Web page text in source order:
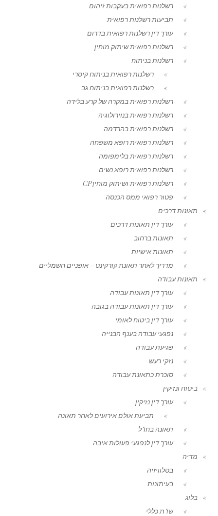
רשלנות רפואית בעקבות זיהום
תביעות רשלנות רפואית
עורך דין רשלנות רפואית בדרום
רשלנות רפואית שיתוק מוחין
רשלנות בניתוח
רשלנות רפואית בניתוח קיסרי
רשלנות רפואית בניתוח גב
רשלנות רפואית במקרה של קרע בלידה
רשלנות רפואית בנוירולוגיה
רשלנות רפואית בהרדמה
רשלנות רפואית רופא משפחה
רשלנות רפואית בלימפומה
רשלנות רפואית רופא נשים
רשלנות רפואית ושיתוק מוחין CP
פטור רפואי ממס הכנסה
תאונות דרכים
עורך דין תאונות דרכים
תאונות ברחוב
תאונות אישיות
מדריך לאחר תאונת קורקינט – אופניים חשמליים
תאונות עבודה
עורך דין תאונות עבודה
עורך דין תאונות עבודה בגובה
עורך דין ביטוח לאומי
נפגעי עבודה בענף הבנייה
פגיעת עבודה
נזקי רעש
סוכרת כתאונת עבודה
ביטוח ונזיקין
עורך דין נזיקין
תביעת אולם אירועים לאחר תאונה
תאונה בחו"ל
עורך דין לנפגעי פעולות איבה
מדיה
בטלוויזיה
בעיתונות
בלוג
שו"ת כללי